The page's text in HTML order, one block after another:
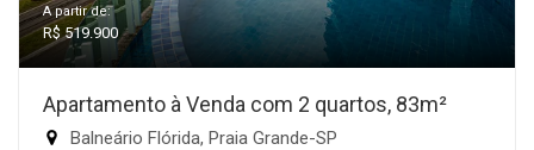
A partir de:
R$ 519.900
Apartamento à Venda com 2 quartos, 83m²
Balneário Flórida, Praia Grande-SP